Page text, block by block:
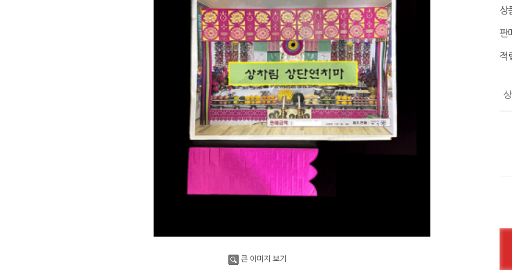
큰 이미지 보기
상
판
적